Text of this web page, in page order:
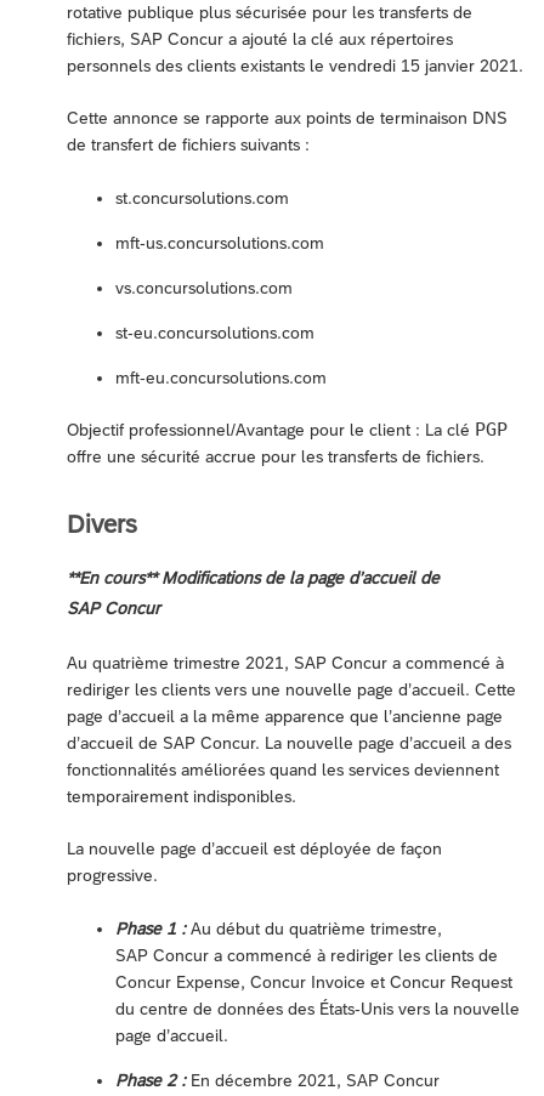
rotative publique plus sécurisée pour les transferts de
fichiers, SAP Concur a ajouté la clé aux répertoires
personnels des clients existants le vendredi 15 janvier 2021.
Cette annonce se rapporte aux points de terminaison DNS
de transfert de fichiers suivants :
st.concursolutions.com
mft-us.concursolutions.com
vs.concursolutions.com
st-eu.concursolutions.com
mft-eu.concursolutions.com
Objectif professionnel/Avantage pour le client : La clé PGP
offre une sécurité accrue pour les transferts de fichiers.
Divers
**En cours** Modifications de la page d’accueil de
SAP Concur
Au quatrième trimestre 2021, SAP Concur a commencé à
rediriger les clients vers une nouvelle page d’accueil. Cette
page d’accueil a la même apparence que l’ancienne page
d’accueil de SAP Concur. La nouvelle page d’accueil a des
fonctionnalités améliorées quand les services deviennent
temporairement indisponibles.
La nouvelle page d’accueil est déployée de façon
progressive.
Phase 1 :Au début du quatrième trimestre,
SAP Concur a commencé à rediriger les clients de
Concur Expense, Concur Invoice et Concur Request
du centre de données des États-Unis vers la nouvelle
page d’accueil.
Phase 2 :En décembre 2021, SAP Concur